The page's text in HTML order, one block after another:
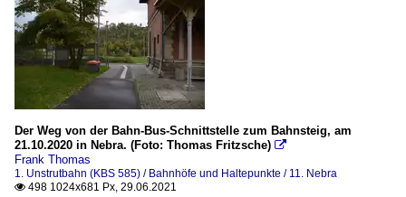
Der Weg von der Bahn-Bus-Schnittstelle zum Bahnsteig, am
21.10.2020 in Nebra. (Foto: Thomas Fritzsche) 
Frank Thomas
1. Unstrutbahn (KBS 585) / Bahnhöfe und Haltepunkte / 11. Nebra
 498 1024x681 Px, 29.06.2021